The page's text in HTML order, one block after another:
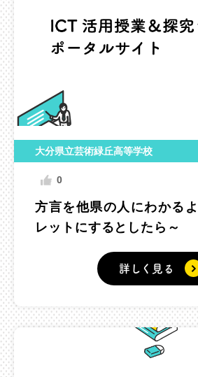
大分県立芸術緑丘高等学校
0
方言を他県の人にわかるように ～
レットにするとしたら～
詳しく見る